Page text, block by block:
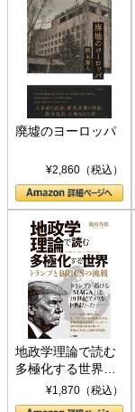
廃墟のヨーロッパ
¥2,860（税込）
地政学理論で読む
多極化する世界：
トランプとBRICS
の挑戦
¥1,870（税込）